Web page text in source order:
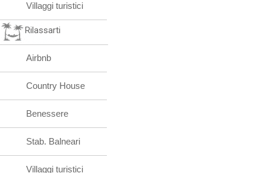
Villaggi turistici
Rilassarti
Airbnb
Country House
Benessere
Stab. Balneari
Villaggi turistici